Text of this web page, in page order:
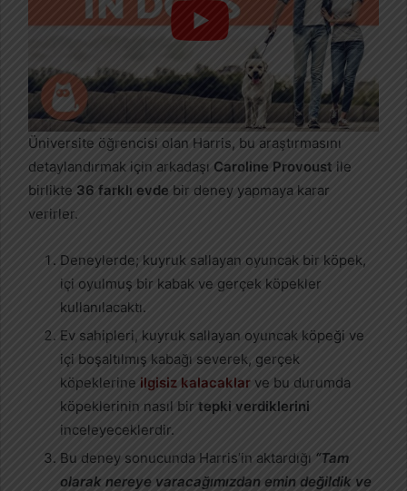
Üniversite öğrencisi olan Harris, bu araştırmasını
detaylandırmak için arkadaşı Caroline Provoust ile
birlikte 36 farklı evde bir deney yapmaya karar
verirler.
Deneylerde; kuyruk sallayan oyuncak bir köpek,
içi oyulmuş bir kabak ve gerçek köpekler
kullanılacaktı.
Ev sahipleri, kuyruk sallayan oyuncak köpeği ve
içi boşaltılmış kabağı severek, gerçek
köpeklerine ilgisiz kalacaklar ve bu durumda
köpeklerinin nasıl bir tepki verdiklerini
inceleyeceklerdir.
Bu deney sonucunda Harris’in aktardığı “Tam
olarak nereye varacağımızdan emin değildik ve